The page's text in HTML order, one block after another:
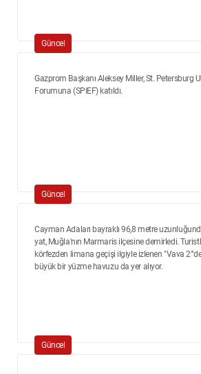
Güncel
Gazprom Başkanı Aleksey Miller, St. Petersburg
Forumuna (SPIEF) katıldı.
Güncel
Cayman Adaları bayraklı 96,8 metre
yat, Muğla'nın Marmaris ilçesine demirledi.
körfezden limana geçişi ilgiyle izlenen "Vava
büyük bir yüzme havuzu da yer alıyor.
Güncel